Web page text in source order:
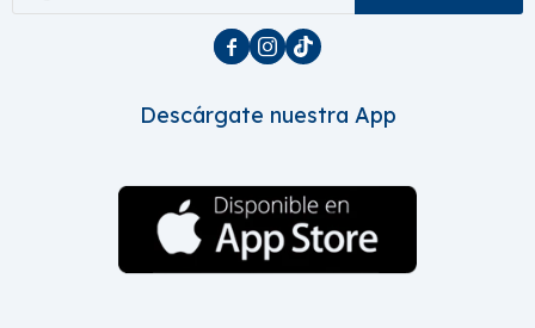
  
Descárgate nuestra App